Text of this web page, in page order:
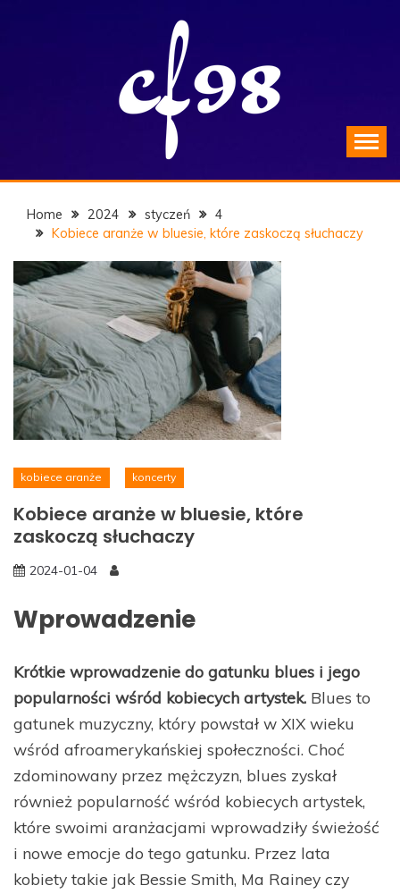
CF98.PL
Home 2024 styczeń
4
Kobiece aranże w bluesie, które zaskoczą słuchaczy
kobiece aranże koncerty
Kobiece aranże w bluesie, które
zaskoczą słuchaczy
2024-01-04
Wprowadzenie
Krótkie wprowadzenie do gatunku blues i jego
popularności wśród kobiecych artystek. Blues to
gatunek muzyczny, który powstał w XIX wieku
wśród afroamerykańskiej społeczności. Choć
zdominowany przez mężczyzn, blues zyskał
również popularność wśród kobiecych artystek,
które swoimi aranżacjami wprowadziły świeżość
i nowe emocje do tego gatunku. Przez lata
kobiety takie jak Bessie Smith, Ma Rainey czy